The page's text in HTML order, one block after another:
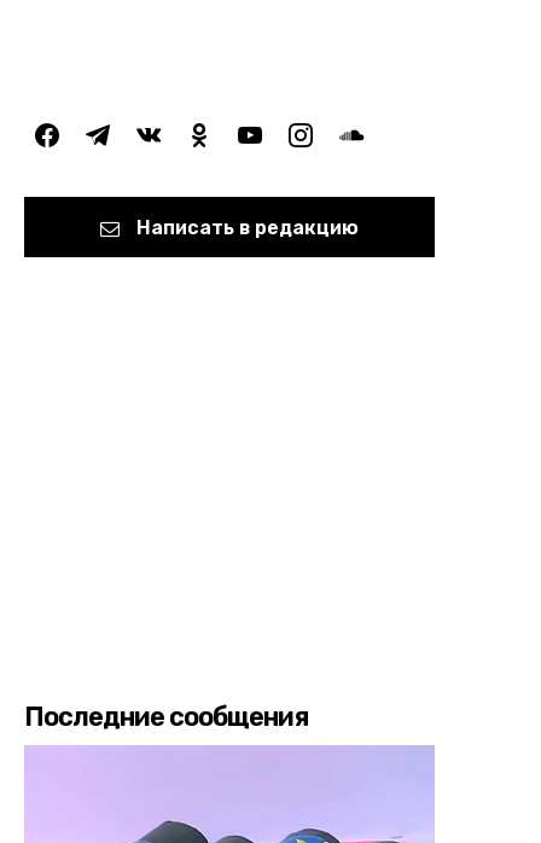
facebooktelegramvkontakteodnoklassniki
youtubeinstagramsoundcloud
Написать в редакцию
Последние сообщения